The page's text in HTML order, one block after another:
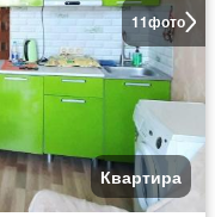
11фото
Квартира